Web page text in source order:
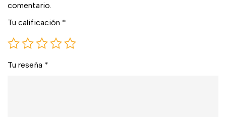
comentario.
Tu calificación *
Tu reseña *